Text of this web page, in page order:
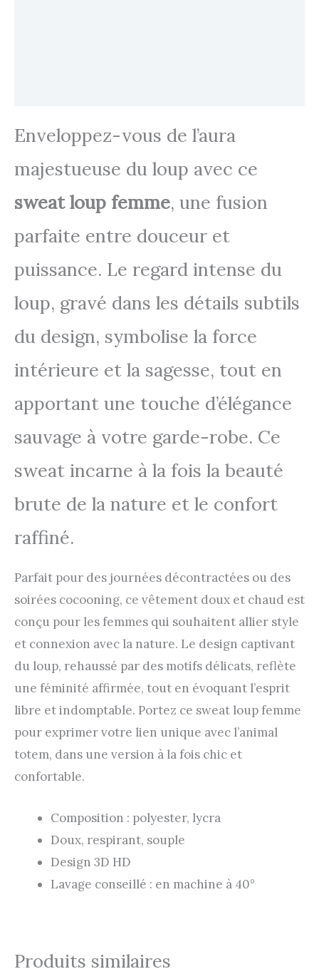
Enveloppez-vous de l’aura
majestueuse du loup avec ce
sweat loup femme, une fusion
parfaite entre douceur et
puissance. Le regard intense du
loup, gravé dans les détails subtils
du design, symbolise la force
intérieure et la sagesse, tout en
apportant une touche d’élégance
sauvage à votre garde-robe. Ce
sweat incarne à la fois la beauté
brute de la nature et le confort
raffiné.
Parfait pour des journées décontractées ou des
soirées cocooning, ce vêtement doux et chaud est
conçu pour les femmes qui souhaitent allier style
et connexion avec la nature. Le design captivant
du loup, rehaussé par des motifs délicats, reflète
une féminité affirmée, tout en évoquant l’esprit
libre et indomptable. Portez ce sweat loup femme
pour exprimer votre lien unique avec l’animal
totem, dans une version à la fois chic et
confortable.
Composition : polyester, lycra
Doux, respirant, souple
Design 3D HD
Lavage conseillé : en machine à 40°
Produits similaires